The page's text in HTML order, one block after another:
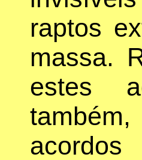
raptos
massa.
estes